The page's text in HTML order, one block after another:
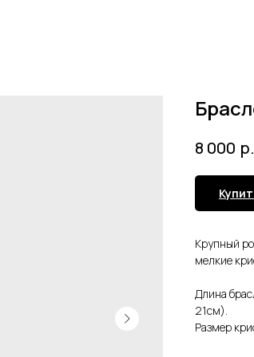
8 000 р.
Крупный
мелкие
Длина
21см).
Размер